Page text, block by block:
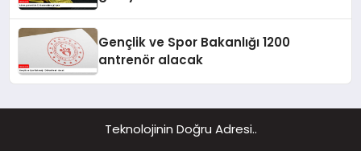
Gençlik ve Spor Bakanlığı 1200
antrenör alacak
Teknolojinin Doğru Adresi..